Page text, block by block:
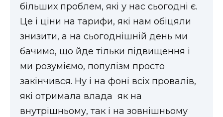
більших проблем, які у нас сьогодні є.
Це і ціни на тарифи, які нам обіцяли
знизити, а на сьогоднішній день ми
бачимо, що йде тільки підвищення і
ми розуміємо, популізм просто
закінчився. Ну і на фоні всіх провалів,
які отримала влада як на
внутрішньому, так і на зовнішньому